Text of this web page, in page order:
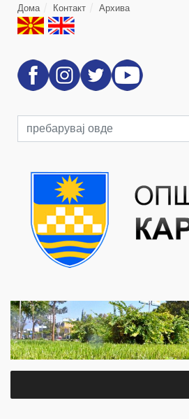
Дома Контакт Архива